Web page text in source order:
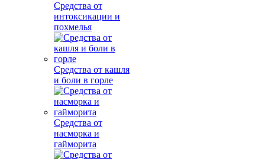
Средства от
интоксикации и
похмелья
Средства от кашля
и боли в горле
Средства от
насморка и
гайморита